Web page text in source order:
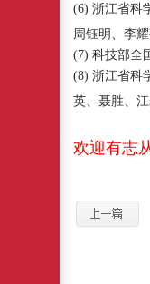
(6)浙江省科
周钰明、李
(7) 科技部全
(8)浙江省科
英、聂胜、
欢迎有志